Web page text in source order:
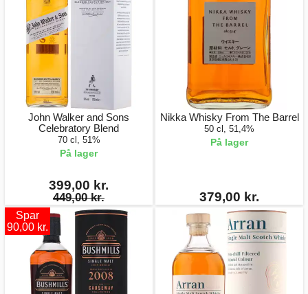
John Walker and Sons
Celebratory Blend
70 cl, 51%
På lager
399,00 kr.
449,00 kr.
Nikka Whisky From The Barrel
50 cl, 51,4%
På lager
379,00 kr.
Spar
90,00 kr.